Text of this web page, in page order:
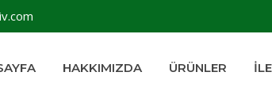
HAKKIMIZDA ÜRÜNLER